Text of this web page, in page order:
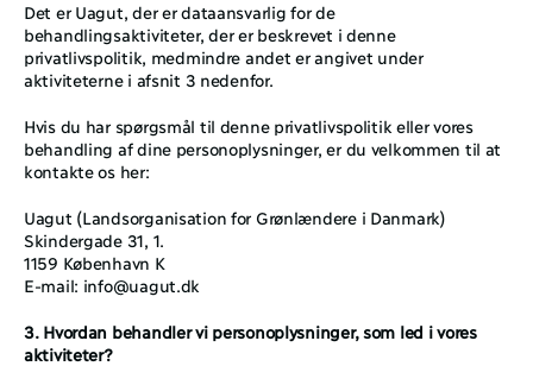
Det er Uagut, der er dataansvarlig for de
behandlingsaktiviteter, der er beskrevet i denne
privatlivspolitik, medmindre andet er angivet under
aktiviteterne i afsnit ‎3 nedenfor.
Hvis du har spørgsmål til denne privatlivspolitik eller vores
behandling af dine personoplysninger, er du velkommen til at
kontakte os her:
Uagut (Landsorganisation for Grønlændere i Danmark)
Skindergade 31, 1.
1159 København K
E-mail: info@uagut.dk
3. Hvordan behandler vi personoplysninger, som led i vores
aktiviteter?